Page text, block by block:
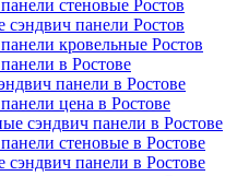
стеновые Ростов
сэндвич панели Ростов
кровельные Ростов
в Ростове
панели в Ростове
цена в Ростове
сэндвич панели в Ростове
стеновые в Ростове
сэндвич панели в Ростове